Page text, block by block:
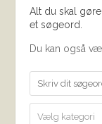
Alt du skal
et søgeord.
Du kan også
Vælg kategori